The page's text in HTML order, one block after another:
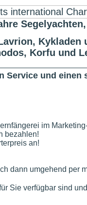
Korfu und
Service und einen
im
bezahlen!
an!
dann umgehend per
Sie verfügbar sind